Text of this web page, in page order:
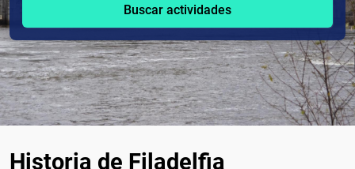
Buscar actividades
Historia de Filadelfia